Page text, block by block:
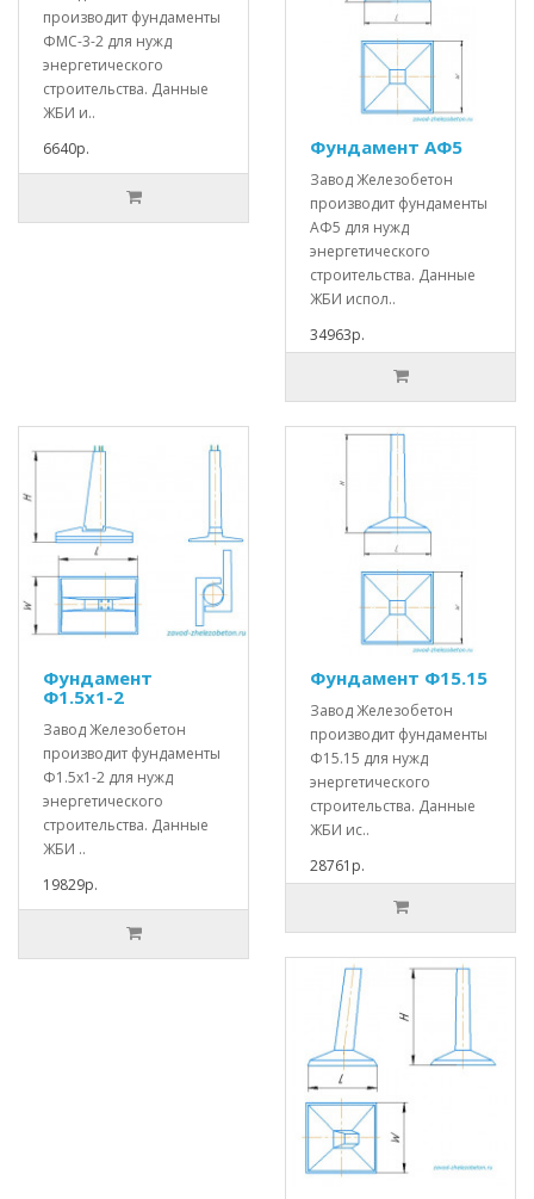
производит фундаменты
ФМС-3-2 для нужд
энергетического
строительства. Данные
ЖБИ и..
6640р.
Фундамент АФ5
Завод Железобетон
производит фундаменты
АФ5 для нужд
энергетического
строительства. Данные
ЖБИ испол..
34963р.
Фундамент
Ф1.5х1-2
Завод Железобетон
производит фундаменты
Ф1.5х1-2 для нужд
энергетического
строительства. Данные
ЖБИ ..
19829р.
Фундамент Ф15.15
Завод Железобетон
производит фундаменты
Ф15.15 для нужд
энергетического
строительства. Данные
ЖБИ ис..
28761р.